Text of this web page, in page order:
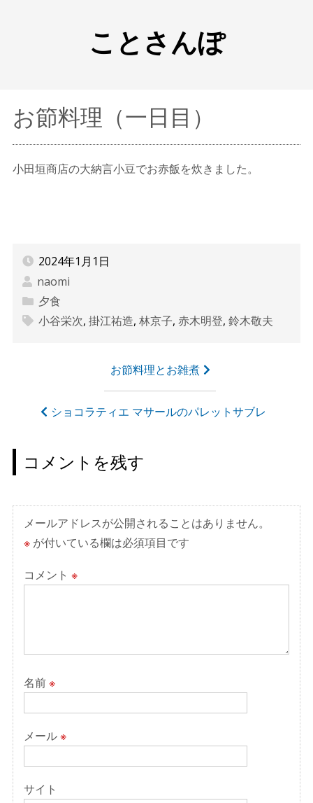
ことさんぽ
お節料理（一日目）
小田垣商店の大納言小豆でお赤飯を炊きました。
2024年1月1日
naomi
夕食
小谷栄次, 掛江祐造, 林京子, 赤木明登, 鈴木敬夫
ゲ
ー
シ
ョ
ン
お節料理とお雑煮
ショコラティエ マサールのパレットサブレ
コメントを残す
メールアドレスが公開されることはありません。
※が付いている欄は必須項目です
コメント ※
名前※
メール※
サイト